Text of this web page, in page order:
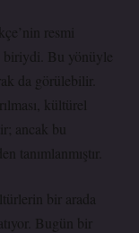
resmi
biriydi. Bu yönüyle
da görülebilir.
kültürel
ancak bu
tanımlanmıştır.
bir arada
Bugün bir